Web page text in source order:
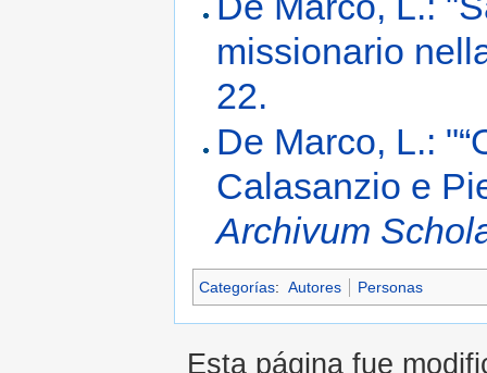
missionario
22.
De Marco, L.:
Calasanzio e
Archivum
Categorías: Autores Personas
Esta página fue